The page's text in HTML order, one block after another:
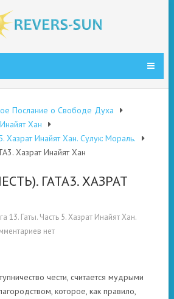
Послание о Свободе Духа
Хан
Хазрат Инайят Хан. Сулук: Мораль.
Хазрат Инайят Хан
ГАТА3. ХАЗРАТ
13. Гаты. Часть 5. Хазрат Инайят Хан.
нет
чести, считается мудрыми
которое, как правило,